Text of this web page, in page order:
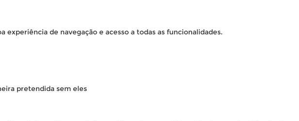
de navegação e acesso a todas as funcionalidades.
pretendida sem eles